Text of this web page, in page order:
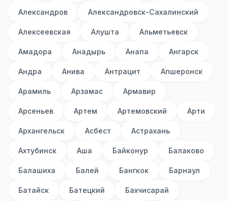
Александров Александровск-Сахалинский
Алексеевская Алушта Альметьевск
Амадора Анадырь Анапа Ангарск
Андра Анива Антрацит Апшеронск
Арамиль Арзамас Армавир
Арсеньев Артем Артемовский Арти
Архангельск Асбест Астрахань
Ахтубинск Аша Байконур Балаково
Балашиха Балей Бангкок Барнаул
Батайск Батецкий Бахчисарай